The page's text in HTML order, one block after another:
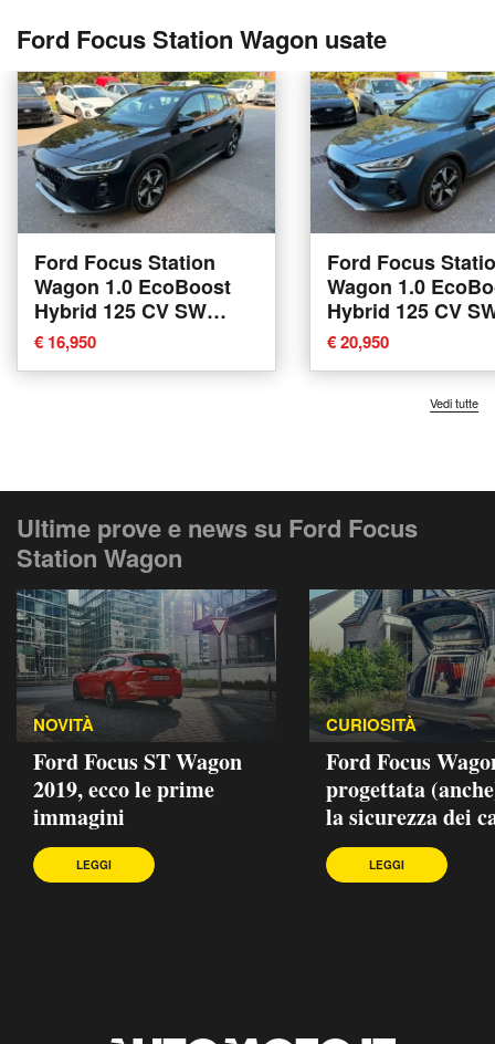
Ford Focus Station Wagon usate
Ford Focus Station
Wagon 1.0 EcoBoost
Hybrid 125 CV SW
Active del 2022 usata a
Lodi
€ 16,950
Ford Focus
Wagon 1.0
Hybrid 125 CV
Active del 2023
Lodi
€ 20,950
Vedi tutte
Ultime prove e news su Ford Focus
Station Wagon
NOVITÀ
Ford Focus ST Wagon
2019, ecco le prime
immagini
LEGGI
CURIOSITÀ
Ford Focus
progettata
la sicurezza dei
LEGGI